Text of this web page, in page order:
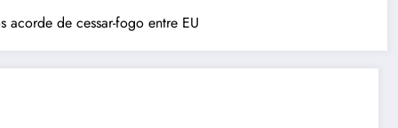
acorde de cessar-fogo entre EU